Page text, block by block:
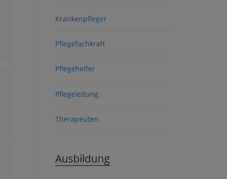
Krankenpfleger
Pflegefachkraft
Pflegehelfer
Pflegeleitung
Therapeuten
Ausbildung